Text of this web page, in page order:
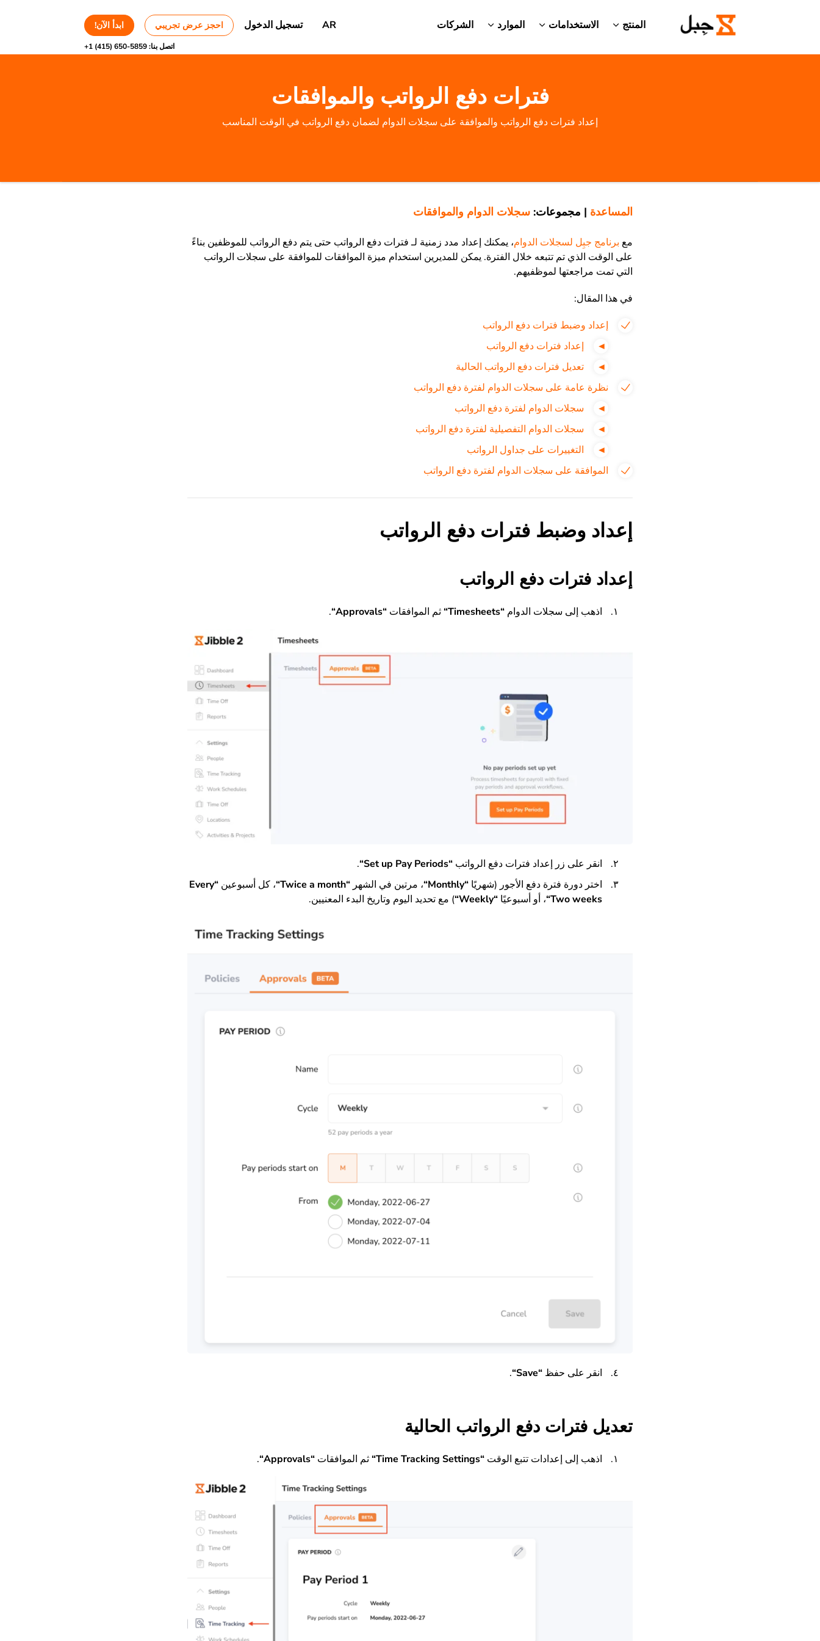
المنتج الاستخدامات الموارد الشركات AR تسجيل الدخول احجز عرض تجريبي ابدأ الآن!
اتصل بنا:+1 (415) 650-5859
فترات دفع الرواتب والموافقات
إعداد فترات دفع الرواتب والموافقة على سجلات الدوام لضمان دفع الرواتب في الوقت المناسب
المساعدة | مجموعات: سجلات الدوام والموافقات
مع برنامج جبِل لسجلات الدوام، يمكنك إعداد مدد زمنية لـ فترات دفع الرواتب حتى يتم دفع الرواتب للموظفين بناءً
على الوقت الذي تم تتبعه خلال الفترة. يمكن للمديرين استخدام ميزة الموافقات للموافقة على سجلات الرواتب
التي تمت مراجعتها لموظفيهم.
في هذا المقال:
إعداد وضبط فترات دفع الرواتب
إعداد فترات دفع الرواتب
تعديل فترات دفع الرواتب الحالية
نظرة عامة على سجلات الدوام لفترة دفع الرواتب
سجلات الدوام لفترة دفع الرواتب
سجلات الدوام التفصيلية لفترة دفع الرواتب
التغييرات على جداول الرواتب
الموافقة على سجلات الدوام لفترة دفع الرواتب
إعداد وضبط فترات دفع الرواتب
إعداد فترات دفع الرواتب
اذهب إلى سجلات الدوام “
Timesheets
“ثم الموافقات “
Approvals
“
.
انقر على زر إعداد فترات دفع الرواتب “
Set up Pay Periods
“
.
اختر دورة فترة دفع الأجور (شهريًا “
Monthly
“، مرتين في الشهر “
Twice a month
“، كل أسبوعين “
Every
Two weeks
“، أو أسبوعيًا “
Weekly
“) مع تحديد اليوم وتاريخ البدء المعنيين.
انقر على حفظ “
Save
“
.
تعديل فترات دفع الرواتب الحالية
اذهب إلى إعدادات تتبع الوقت “
Time Tracking Settings
“ثم الموافقات “
Approvals
“
.